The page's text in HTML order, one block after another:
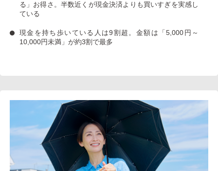
る」お得さ。 半数近くが現金決済よりも買いすぎを実感し
ている
現金を持ち歩いている人は9割超 。金額は「5,000円～
10,000円未満」が約3割で最多